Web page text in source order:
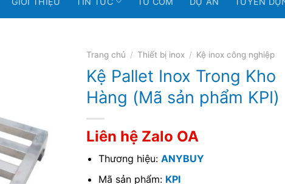
Trang chủ / Thiết bị inox / Kệ inox công nghiệp
Kệ Pallet Inox Trong Kho
Hàng (Mã sản phẩm KPI)
Liên hệ Zalo OA
Thương hiệu:ANYBUY
Mã sản phẩm: KPI